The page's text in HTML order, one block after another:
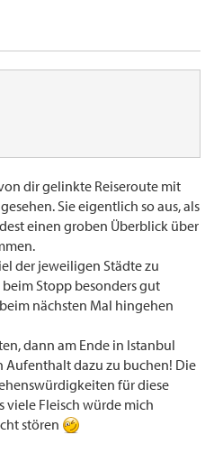
dir gelinkte Reiseroute mit
Sie eigentlich so aus, als
einen groben Überblick über
der jeweiligen Städte zu
Stopp besonders gut
nächsten Mal hingehen
dann am Ende in Istanbul
dazu zu buchen! Die
für diese
viele Fleisch würde mich
stören